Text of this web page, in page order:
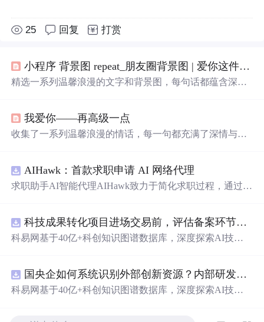
25 回复 打赏
小程序 背景图 repeat_朋友圈背景图 | 爱你这件事，没有解药
精选一系列温馨浪漫的文字和背景图，每句话都蕴含深
我爱你——再高级一点
收集了一系列温馨浪漫的情话，每一句都充满了深情与爱
AIHawk：首款求职申请 AI 网络代理
求职助手AI智能代理AIHawk致力于简化求职过程，通过自
科技成果转化项目进场交易前，评估备案环节需要准备哪些材料？.docx
科易网基于40亿+科创知识图谱数据库，深度探索AI技术
新领域的AI+数智化解决方案，推动科技创新与产业创新
智能化发展。
国央企如何系统识别外部创新资源？内部研发体系完善，但对外部高校、中小科技企业技术能力缺乏动态认知。.docx
科易网基于40亿+科创知识图谱数据库，深度探索AI技术